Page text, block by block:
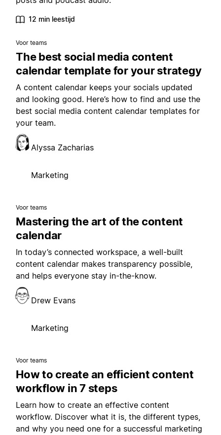
12 min leestijd
Voor teams
The best social media content
calendar template for your strategy
A content calendar keeps your socials updated
and looking good. Here’s how to find and use the
best social media content calendar templates for
your team.
Alyssa Zacharias
Marketing
Voor teams
Mastering the art of the content
calendar
In today’s connected workspace, a well-built
content calendar makes transparency possible,
and helps everyone stay in-the-know.
Drew Evans
Marketing
Voor teams
How to create an efficient content
workflow in 7 steps
Learn how to create an effective content
workflow. Discover what it is, the different types,
and why you need one for a successful marketing